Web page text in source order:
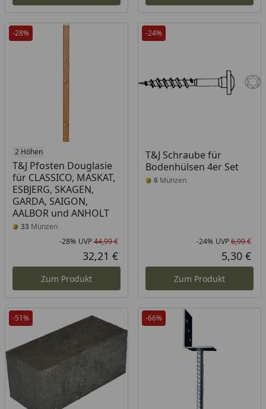
-28%
2 Höhen
T&J Pfosten Douglasie
für CLASSICO, MASKAT,
ESBJERG, SKAGEN,
GARDA, SAIGON,
AALBOR und ANHOLT
33 Münzen
Rabatt in Prozent
-28%
Ursprünglicher Preis
UVP44,99 €
Aktueller Preis
32,21 €
Zum Produkt
-24%
T&J Schraube für
Bodenhülsen 4er Set
6Münzen
-24% UVP6,99 €
5,30 €
Zum Produkt
-51% -66%